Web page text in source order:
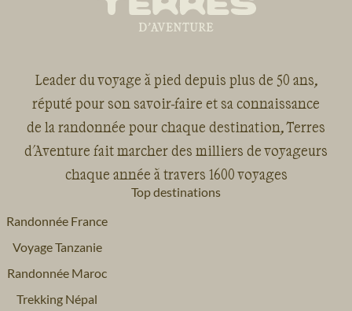
Leader du voyage à pied depuis plus de 50 ans,
réputé pour son savoir-faire et sa connaissance
de la randonnée pour chaque destination, Terres
d'Aventure fait marcher des milliers de voyageurs
chaque année à travers 1600 voyages
Top destinations
Randonnée France
Voyage Tanzanie
Randonnée Maroc
Trekking Népal